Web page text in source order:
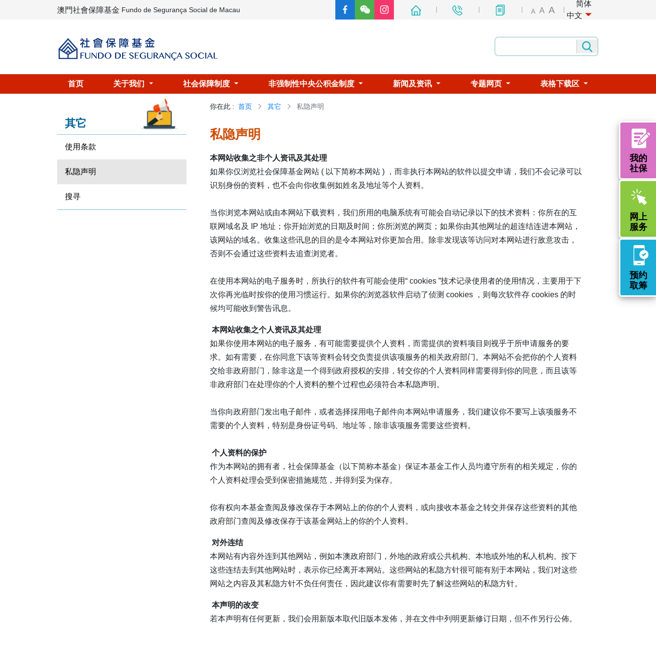
A A A
简体
中文
澳門社會保障基金 Fundo de Segurança Social de Macau
首页 关于我们 社会保障制度 非强制性中央公积金制度 新闻及资讯 专题网页 表格下载区
我的
社保
网上
服务
预约
取筹
其它
使用条款
私隐声明
搜寻
你在此 : 首页 其它 私隐声明
私隐声明
本网站收集之非个人资讯及其处理
如果你仅浏览社会保障基金网站 ( 以下简称本网站 ) ，而非执行本网站的软件以提交申请，我们不会记录可以
识别身份的资料，也不会向你收集例如姓名及地址等个人资料。
当你浏览本网站或由本网站下载资料，我们所用的电脑系统有可能会自动记录以下的技术资料：你所在的互
联网域名及 IP 地址；你开始浏览的日期及时间；你所浏览的网页；如果你由其他网址的超连结连进本网站，
该网站的域名。收集这些讯息的目的是令本网站对你更加合用。除非发现该等访问对本网站进行敌意攻击，
否则不会通过这些资料去追查浏览者。
在使用本网站的电子服务时，所执行的软件有可能会使用“ cookies ”技术记录使用者的使用情况，主要用于下
次你再光临时按你的使用习惯运行。如果你的浏览器软件启动了侦测 cookies ，则每次软件存 cookies 的时
候均可能收到警告讯息。
本网站收集之个人资讯及其处理
如果你使用本网站的电子服务，有可能需要提供个人资料，而需提供的资料项目则视乎于所申请服务的要
求。如有需要，在你同意下该等资料会转交负责提供该项服务的相关政府部门。本网站不会把你的个人资料
交给非政府部门，除非这是一个得到政府授权的安排，转交你的个人资料同样需要得到你的同意，而且该等
非政府部门在处理你的个人资料的整个过程也必须符合本私隐声明。
当你向政府部门发出电子邮件，或者选择採用电子邮件向本网站申请服务，我们建议你不要写上该项服务不
需要的个人资料，特别是身份证号码、地址等，除非该项服务需要这些资料。
个人资料的保护
作为本网站的拥有者，社会保障基金（以下简称本基金）保证本基金工作人员均遵守所有的相关规定，你的
个人资料处理会受到保密措施规范，并得到妥为保存。
你有权向本基金查阅及修改保存于本网站上的你的个人资料，或向接收本基金之转交并保存这些资料的其他
政府部门查阅及修改保存于该基金网站上的你的个人资料。
对外连结
本网站有内容外连到其他网站，例如本澳政府部门，外地的政府或公共机构、本地或外地的私人机构。按下
这些连结去到其他网站时，表示你已经离开本网站。这些网站的私隐方针很可能有别于本网站，我们对这些
网站之内容及其私隐方针不负任何责任，因此建议你有需要时先了解这些网站的私隐方针。
本声明的改变
若本声明有任何更新，我们会用新版本取代旧版本发佈，并在文件中列明更新修订日期，但不作另行公佈。